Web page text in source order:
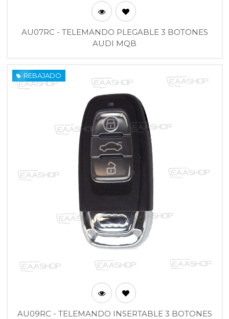
AU07RC - TELEMANDO PLEGABLE 3 BOTONES
AUDI MQB
REBAJADO
AU09RC - TELEMANDO INSERTABLE 3 BOTONES